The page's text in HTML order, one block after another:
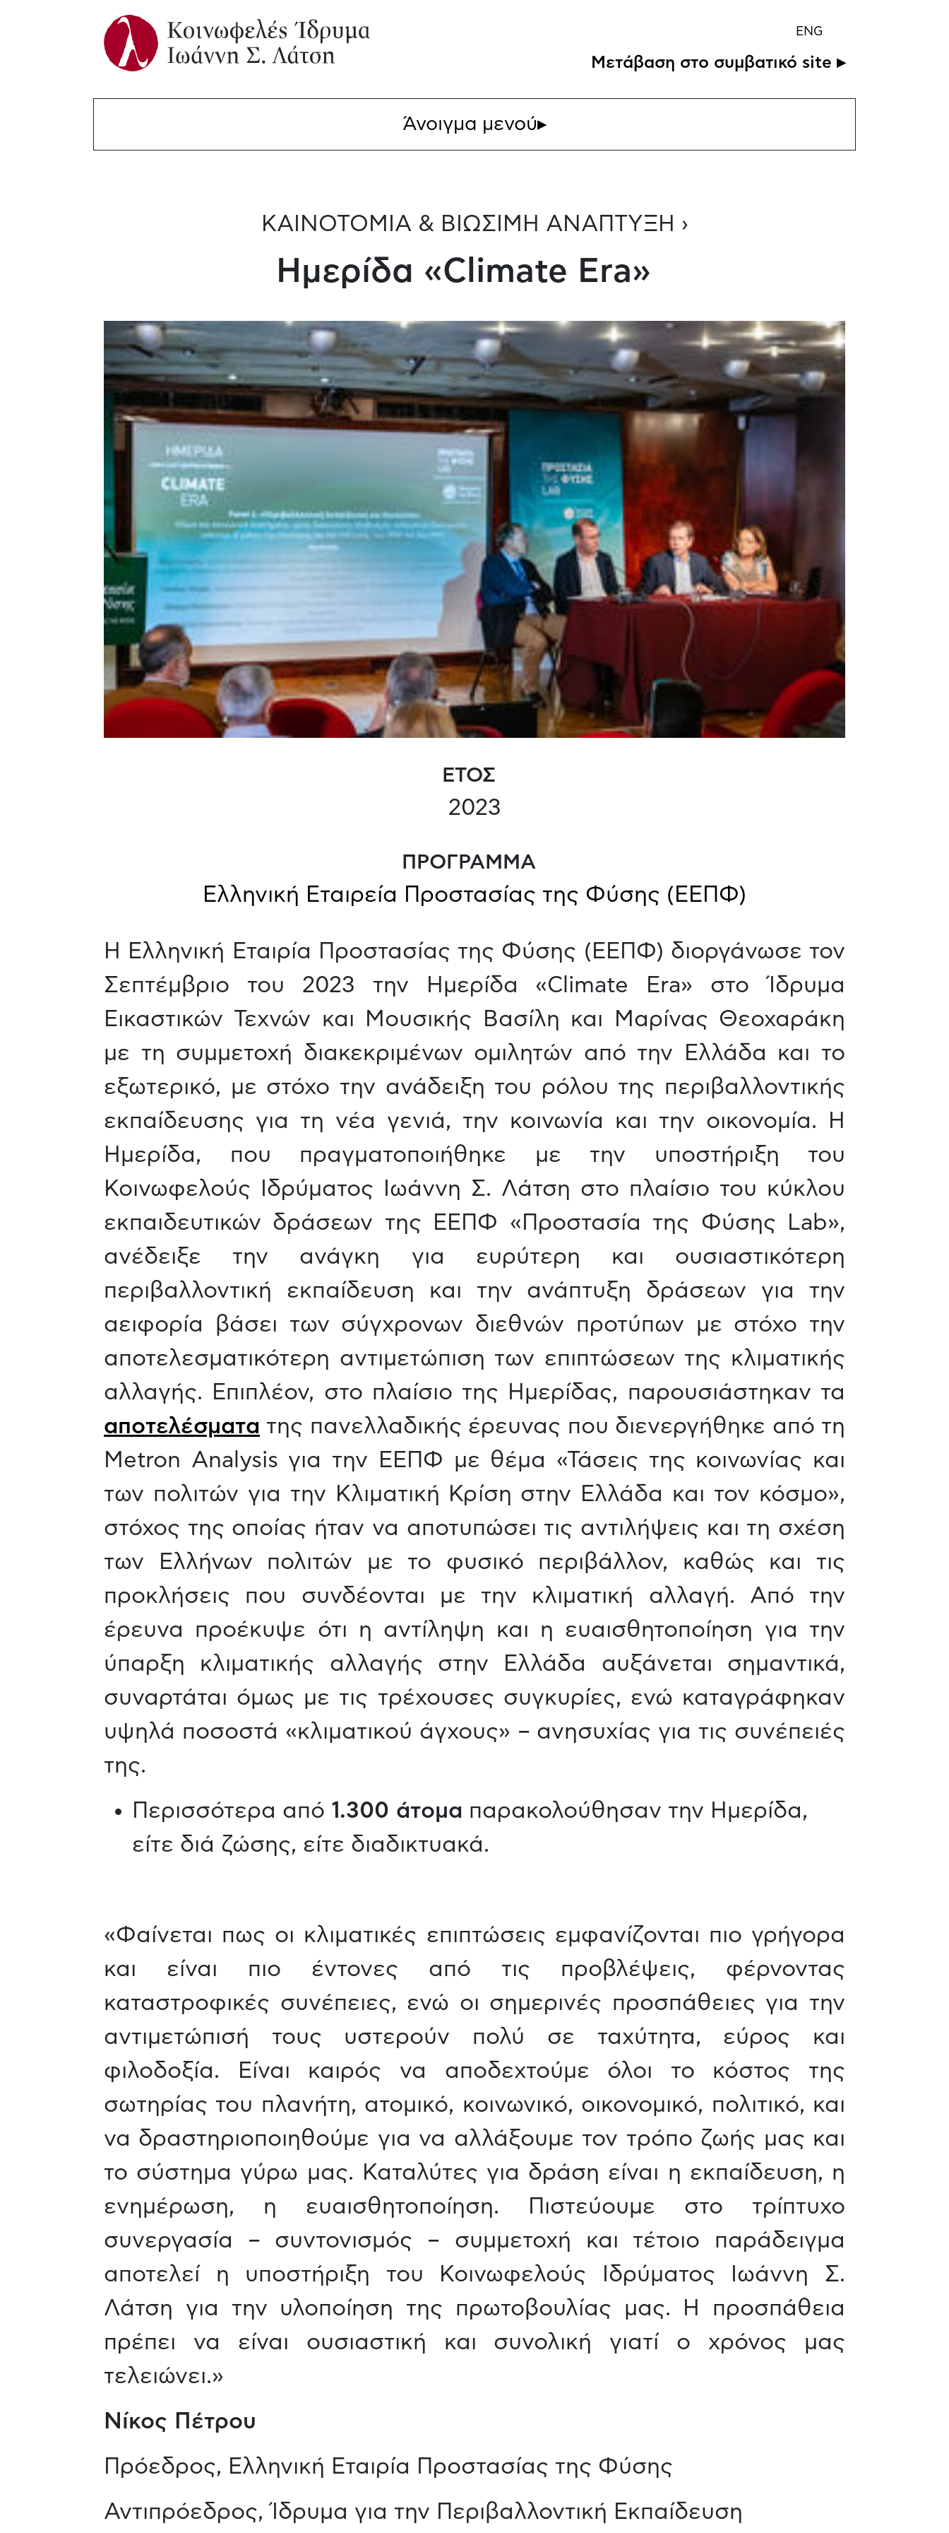
ENG
Μετάβαση στο συμβατικό site ▸
Άνοιγμα μενού▸
ΚΑΙΝΟΤΟΜΙΑ & ΒΙΩΣΙΜΗ ΑΝΑΠΤΥΞΗ ›
Ημερίδα «Climate Era»
ΕΤΟΣ
2023
ΠΡΟΓΡΑΜΜΑ
Ελληνική Εταιρεία Προστασίας της Φύσης (ΕΕΠΦ)
Η Ελληνική Εταιρία Προστασίας της Φύσης (ΕΕΠΦ) διοργάνωσε τον
Σεπτέμβριο του 2023 την Ημερίδα «Climate Era» στο Ίδρυμα
Εικαστικών Τεχνών και Μουσικής Βασίλη και Μαρίνας Θεοχαράκη
με τη συμμετοχή διακεκριμένων ομιλητών από την Ελλάδα και το
εξωτερικό, με στόχο την ανάδειξη του ρόλου της περιβαλλοντικής
εκπαίδευσης για τη νέα γενιά, την κοινωνία και την οικονομία. Η
Ημερίδα, που πραγματοποιήθηκε με την υποστήριξη του
Κοινωφελούς Ιδρύματος Ιωάννη Σ. Λάτση στο πλαίσιο του κύκλου
εκπαιδευτικών δράσεων της ΕΕΠΦ «Προστασία της Φύσης Lab»,
ανέδειξε την ανάγκη για ευρύτερη και ουσιαστικότερη
περιβαλλοντική εκπαίδευση και την ανάπτυξη δράσεων για την
αειφορία βάσει των σύγχρονων διεθνών προτύπων με στόχο την
αποτελεσματικότερη αντιμετώπιση των επιπτώσεων της κλιματικής
αλλαγής. Επιπλέον, στο πλαίσιο της Ημερίδας, παρουσιάστηκαν τα
αποτελέσματα της πανελλαδικής έρευνας που διενεργήθηκε από τη
Metron Analysis για την ΕΕΠΦ με θέμα «Τάσεις της κοινωνίας και
των πολιτών για την Κλιματική Κρίση στην Ελλάδα και τον κόσμο»,
στόχος της οποίας ήταν να αποτυπώσει τις αντιλήψεις και τη σχέση
των Ελλήνων πολιτών με το φυσικό περιβάλλον, καθώς και τις
προκλήσεις που συνδέονται με την κλιματική αλλαγή. Από την
έρευνα προέκυψε ότι η αντίληψη και η ευαισθητοποίηση για την
ύπαρξη κλιματικής αλλαγής στην Ελλάδα αυξάνεται σημαντικά,
συναρτάται όμως με τις τρέχουσες συγκυρίες, ενώ καταγράφηκαν
υψηλά ποσοστά «κλιματικού άγχους» – ανησυχίας για τις συνέπειές
της.
Περισσότερα από 1.300 άτομα παρακολούθησαν την Ημερίδα,
είτε διά ζώσης, είτε διαδικτυακά.
«Φαίνεται πως οι κλιματικές επιπτώσεις εμφανίζονται πιο γρήγορα
και είναι πιο έντονες από τις προβλέψεις, φέρνοντας
καταστροφικές συνέπειες, ενώ οι σημερινές προσπάθειες για την
αντιμετώπισή τους υστερούν πολύ σε ταχύτητα, εύρος και
φιλοδοξία. Είναι καιρός να αποδεχτούμε όλοι το κόστος της
σωτηρίας του πλανήτη, ατομικό, κοινωνικό, οικονομικό, πολιτικό, και
να δραστηριοποιηθούμε για να αλλάξουμε τον τρόπο ζωής μας και
το σύστημα γύρω μας. Καταλύτες για δράση είναι η εκπαίδευση, η
ενημέρωση, η ευαισθητοποίηση. Πιστεύουμε στο τρίπτυχο
συνεργασία – συντονισμός – συμμετοχή και τέτοιο παράδειγμα
αποτελεί η υποστήριξη του Κοινωφελούς Ιδρύματος Ιωάννη Σ.
Λάτση για την υλοποίηση της πρωτοβουλίας μας. Η προσπάθεια
πρέπει να είναι ουσιαστική και συνολική γιατί ο χρόνος μας
τελειώνει.»
Νίκος Πέτρου
Πρόεδρος, Ελληνική Εταιρία Προστασίας της Φύσης
Αντιπρόεδρος, Ίδρυμα για την Περιβαλλοντική Εκπαίδευση